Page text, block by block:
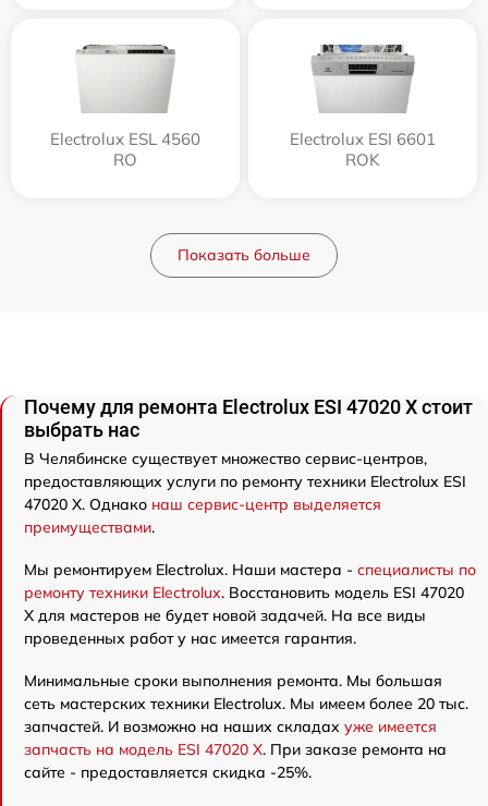
Electrolux ESL 4560
RO
Electrolux ESI 6601
ROK
Показать больше
Почему для ремонта Electrolux ESI 47020 X стоит
выбрать нас
В Челябинске существует множество сервис-центров,
предоставляющих услуги по ремонту техники Electrolux ESI
47020 X. Однако наш сервис-центр выделяется
преимуществами.
Мы ремонтируем Electrolux. Наши мастера - специалисты по
ремонту техники Electrolux. Восстановить модель ESI 47020
X для мастеров не будет новой задачей. На все виды
проведенных работ у нас имеется гарантия.
Минимальные сроки выполнения ремонта. Мы большая
сеть мастерских техники Electrolux. Мы имеем более 20 тыс.
запчастей. И возможно на наших складах уже имеется
запчасть на модель ESI 47020 X. При заказе ремонта на
сайте - предоставляется скидка -25%.